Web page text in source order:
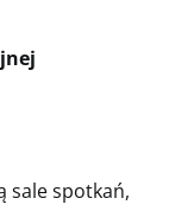
sale spotkań,